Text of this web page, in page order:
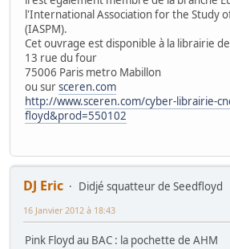
l'International Association for the Study
(IASPM).
Cet ouvrage est disponible à la librairie
13 rue du four
75006 Paris metro Mabillon
ou sursceren.com
http://www.sceren.com/cyber-librairie-
floyd&prod=550102
DJ Eric
Didjé squatteur de Seedfloyd
16 Janvier 2012 à 18:43
Pink Floyd au BAC : la pochette de AHM